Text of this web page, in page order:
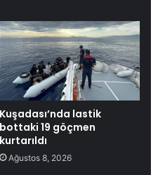
Kuşadası’nda lastik
bottaki 19 göçmen
kurtarıldı
Ağustos 8, 2026